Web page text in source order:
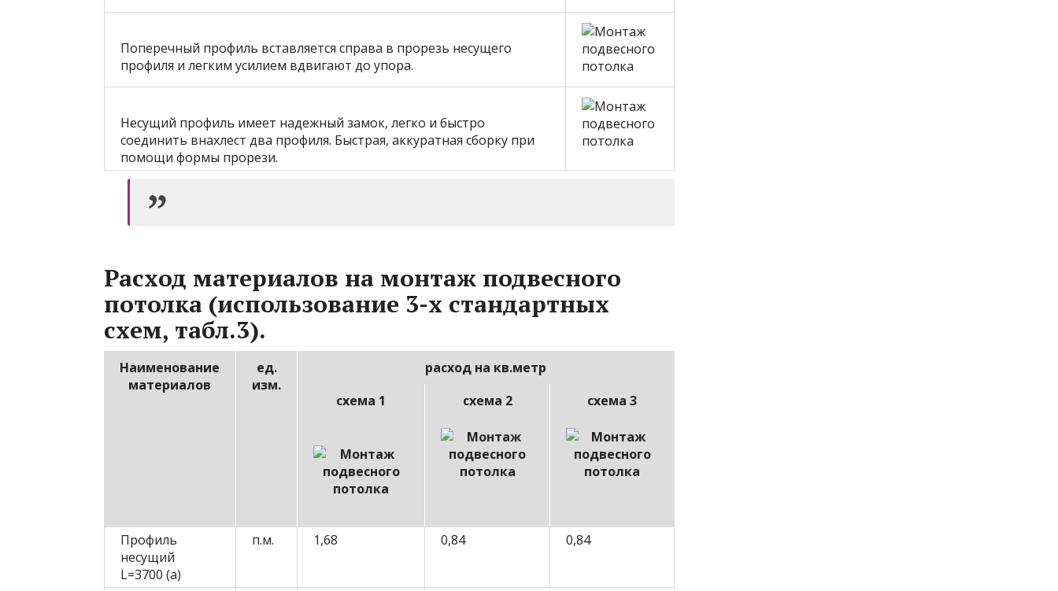
Поперечный профиль вставляется справа в прорезь несущего
профиля и легким усилием вдвигают до упора.
Несущий профиль имеет надежный замок, легко и быстро
соединить внахлест два профиля. Быстрая, аккуратная сборку при
помощи формы прорези.
Расход материалов на монтаж подвесного
потолка (использование 3-х стандартных
схем, табл.3).
Наименование
материалов
ед.
изм.
расход на кв.метр
схема 1
схема 2 схема 3
Профиль
несущий
L=3700 (а)
п.м. 1,68 0,84 0,84